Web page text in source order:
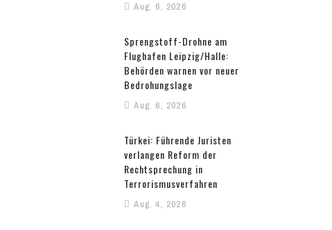
Aug. 6, 2026
Sprengstoff-Drohne am
Flughafen Leipzig/Halle:
Behörden warnen vor neuer
Bedrohungslage
Aug. 6, 2026
Türkei: Führende Juristen
verlangen Reform der
Rechtsprechung in
Terrorismusverfahren
Aug. 4, 2026